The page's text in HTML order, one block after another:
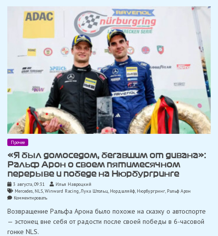
GT3»
от
«Pfaff
Прочее
«Я был домоседом, бегавшим от дивана»:
Ральф Арон о своем пятимесячном
перерыве и победе на Нюрбургринге
3 августа, 09:31
Илья Навроцкий
Mercedes, NLS,Winward Racing,Лука Штольц, Нордшляйф, Нюрбургринг, Ральф Арон
Комментироватьon
был
домоседом,
бегавшим
Возвращение Ральфа Арона было похоже на сказку о автоспорте
— эстонец вне себя от радости после своей победы в 6-часовой
гонке NLS.